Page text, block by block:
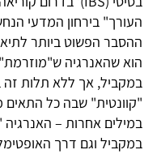
ההסבר הפשוט ביותר
הוא שהאנרגיה
במקביל, אך ללא תלות
"קוונטית" שבה כל
במילים אחרות –
במקביל וגם דרך